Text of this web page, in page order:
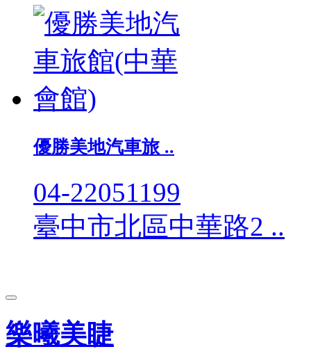
優勝美地汽車旅 ..
04-22051199
臺中市北區中華路2 ..
樂曦美睫